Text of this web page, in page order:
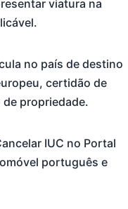
viatura na
no país de destino
certidão de
propriedade.
IUC no Portal
português e